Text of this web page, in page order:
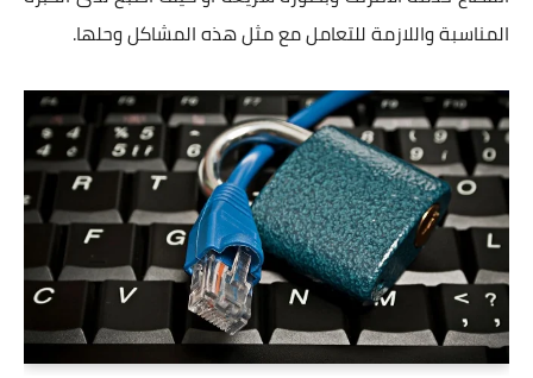
المناسبة واللازمة للتعامل مع مثل هذه المشاكل وحلها.